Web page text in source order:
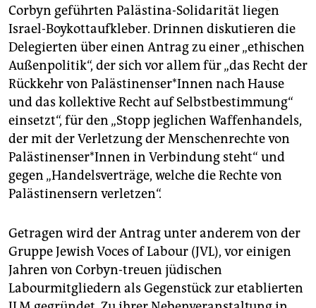
Corbyn geführten Palästina-Solidarität liegen
Israel-Boykottaufkleber. Drinnen diskutieren die
Delegierten über einen Antrag zu einer „ethischen
Außenpolitik“, der sich vor allem für „das Recht der
Rückkehr von Palästinenser*Innen nach Hause
und das kollektive Recht auf Selbstbestimmung“
einsetzt“, für den „Stopp jeglichen Waffenhandels,
der mit der Verletzung der Menschenrechte von
Palästinenser*Innen in Verbindung steht“ und
gegen „Handelsverträge, welche die Rechte von
Palästinensern verletzen“.
Getragen wird der Antrag unter anderem von der
Gruppe Jewish Voces of Labour (JVL), vor einigen
Jahren von Corbyn-treuen jüdischen
Labourmitgliedern als Gegenstück zur etablierten